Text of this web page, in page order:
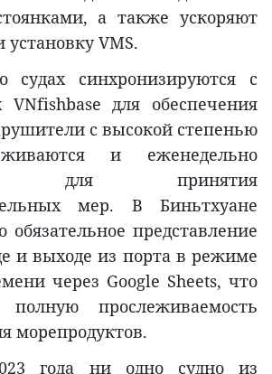
а также ускоряют
VMS.
судах синхронизируются с
VNfishbase для обеспечения
с высокой степенью
и еженедельно
для принятия
мер. В Биньтхуане
обязательное представление
и выходе из порта в режиме
через Google Sheets, что
полную прослеживаемость
морепродуктов.
года ни одно судно из